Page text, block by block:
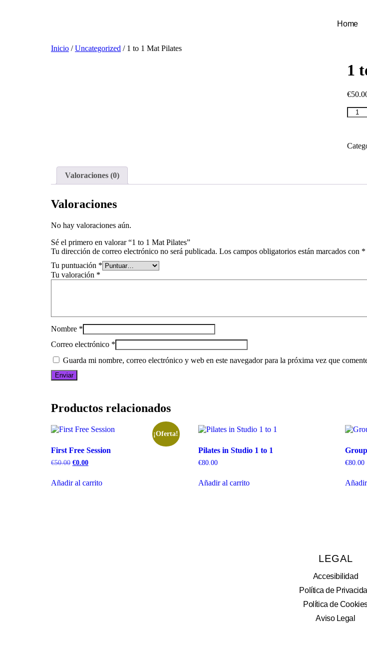
Home
Inicio /Uncategorized / 1 to 1 Mat Pilates
1
€
Valoraciones (0)
Valoraciones
No hay valoraciones aún.
Sé el primero en valorar “1 to 1 Mat Pilates”
Tu dirección de correo electrónico no será publicada. Los campos obligatorios están marcados con *
Tu puntuación *
Tu valoración *
Nombre *
Correo electrónico *
Guarda mi nombre, correo electrónico y web en este navegador para la próxima vez que
Productos relacionados
¡Oferta!
First Free Session
€50.00 €0.00
Añadir al carrito
Pilates in Studio 1 to 1
€80.00
Añadir al carrito
€80.00
LEGAL
Accesibilidad
Política de
Política de
Aviso Legal